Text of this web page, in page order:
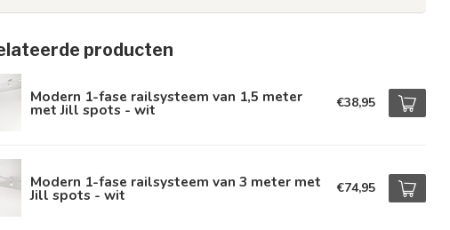
producten
Modern 1-fase railsysteem van 1,5 meter
met Jill spots - wit €38,95
Modern 1-fase railsysteem van 3 meter met
Jill spots - wit €74,95